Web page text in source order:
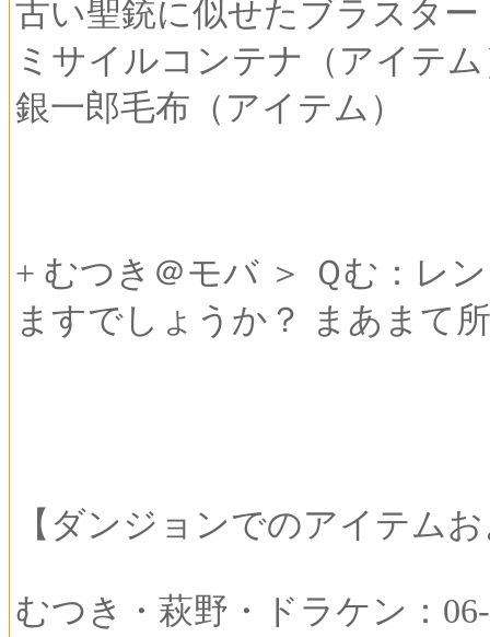
古い聖銃に似せたブラスタ
ミサイルコンテナ（アイテ
銀一郎毛布（アイテム）
+ むつき＠モバ ＞ Ｑむ：レ
ますでしょうか？ まあまて
【ダンジョンでのアイテム
むつき・萩野・ドラケン：06-